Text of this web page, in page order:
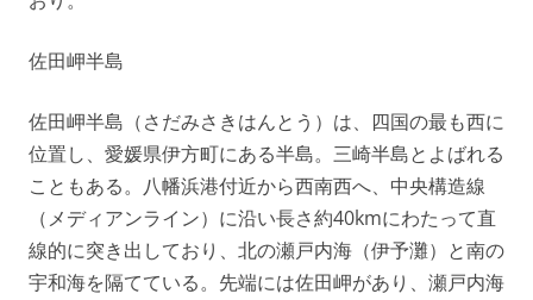
佐田岬半島
佐田岬半島（さだみさきはんとう）は、四国の最も西に
位置し、愛媛県伊方町にある半島。三崎半島とよばれる
こともある。八幡浜港付近から西南西へ、中央構造線
（メディアンライン）に沿い長さ約40kmにわたって直
線的に突き出しており、北の瀬戸内海（伊予灘）と南の
宇和海を隔てている。先端には佐田岬があり、瀬戸内海